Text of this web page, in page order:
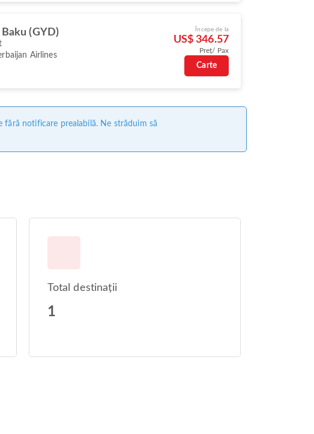
Baku (GYD)
Airlines
Începe de la
US$ 346.57
Preț/ Pax
Carte
notificare prealabilă. Ne străduim să
Total destinații
1